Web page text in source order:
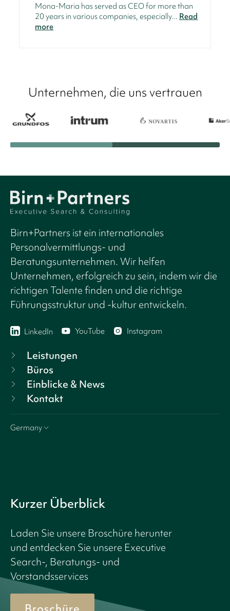
Mona-Maria has served as CEO for more than
20 years in various companies, especially... Read
more
Unternehmen, die uns vertrauen
Birn+Partners ist ein internationales
Personalvermittlungs- und
Beratungsunternehmen. Wir helfen
Unternehmen, erfolgreich zu sein, indem wir die
richtigen Talente finden und die richtige
Führungsstruktur und -kultur entwickeln.
LinkedIn YouTube Instagram
Leistungen
Büros
Einblicke & News
Kontakt
Germany
Kurzer Überblick
Laden Sie unsere Broschüre herunter
und entdecken Sie unsere Executive
Search-, Beratungs- und
Vorstandsservices